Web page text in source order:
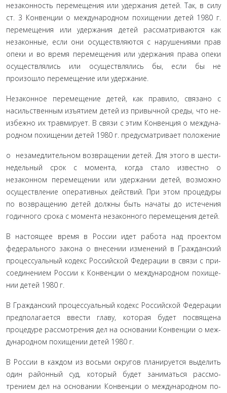
незаконность перемещения или удержания детей. Так, в силу
ст. 3 Конвен­ции о международном похищении детей 1980 г.
перемещения или удержания детей рассматриваются как
незаконные, если они осуществляются с нарушениями прав
опеки и во время перемещения или удержания права опеки
осуществлялись или осуществлялись бы, если бы не
произошло перемещение или удержание.
Незаконное перемещение детей, как правило, связано с
насильственным изъятием детей из привычной среды, что не­
избежно их травмирует. В связи с этим Конвенция о междуна­
родном похищении детей 1980 г. предусматривает положение
о незамедлительном возвращении детей. Для этого в шести­
недельный срок с момента, когда стало известно о
незаконном перемещении или удержании детей, возможно
осуществле­ние оперативных действий. При этом процедуры
по возвра­щению детей должны быть начаты до истечения
годичного срока с момента незаконного перемещения детей.
В настоящее время в России идет работа над проектом
федерального закона о внесении изменений в Гражданский
процессуальный кодекс Российской Федерации в связи с при­
соединением России к Конвенции о международном похище­
нии детей 1980 г.
В Гражданский процессуальный кодекс Российской Феде­рации
предполагается ввести главу, которая будет посвящена
процедуре рассмотрения дел на основании Конвенции о меж­
дународном похищении детей 1980 г.
В России в каждом из восьми округов планируется выде­лить
один районный суд, который будет заниматься рассмо­
трением дел на основании Конвенции о международном по­